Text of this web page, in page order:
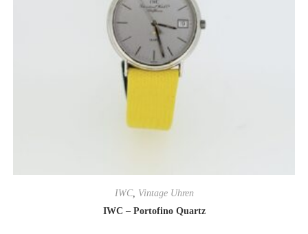
IWC, Vintage Uhren
IWC – Portofino Quartz